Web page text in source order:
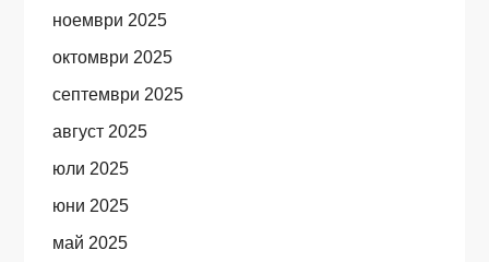
ноември 2025
октомври 2025
септември 2025
август 2025
юли 2025
юни 2025
май 2025